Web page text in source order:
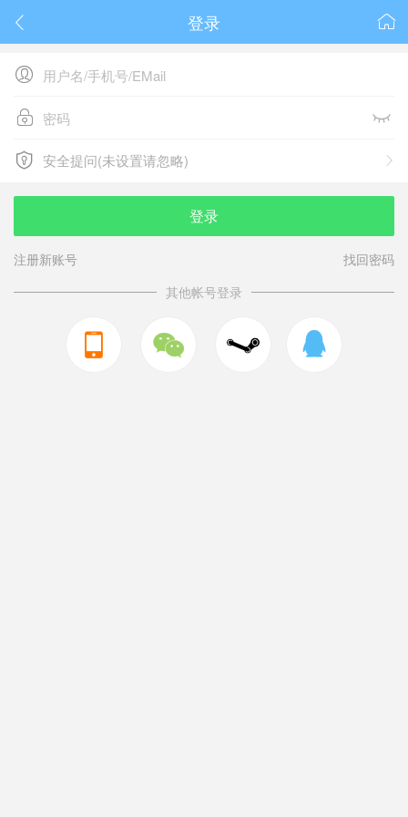
 
登录

 
 
安全提问(未设置请忽略)
安全提问(未设置请忽略)
登录
注册新账号
找回密码
其他帐号登录
  